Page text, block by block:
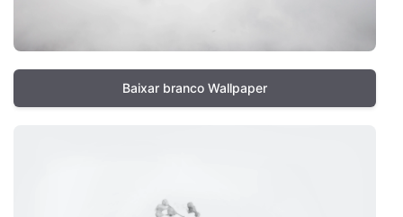
Baixar branco Wallpaper